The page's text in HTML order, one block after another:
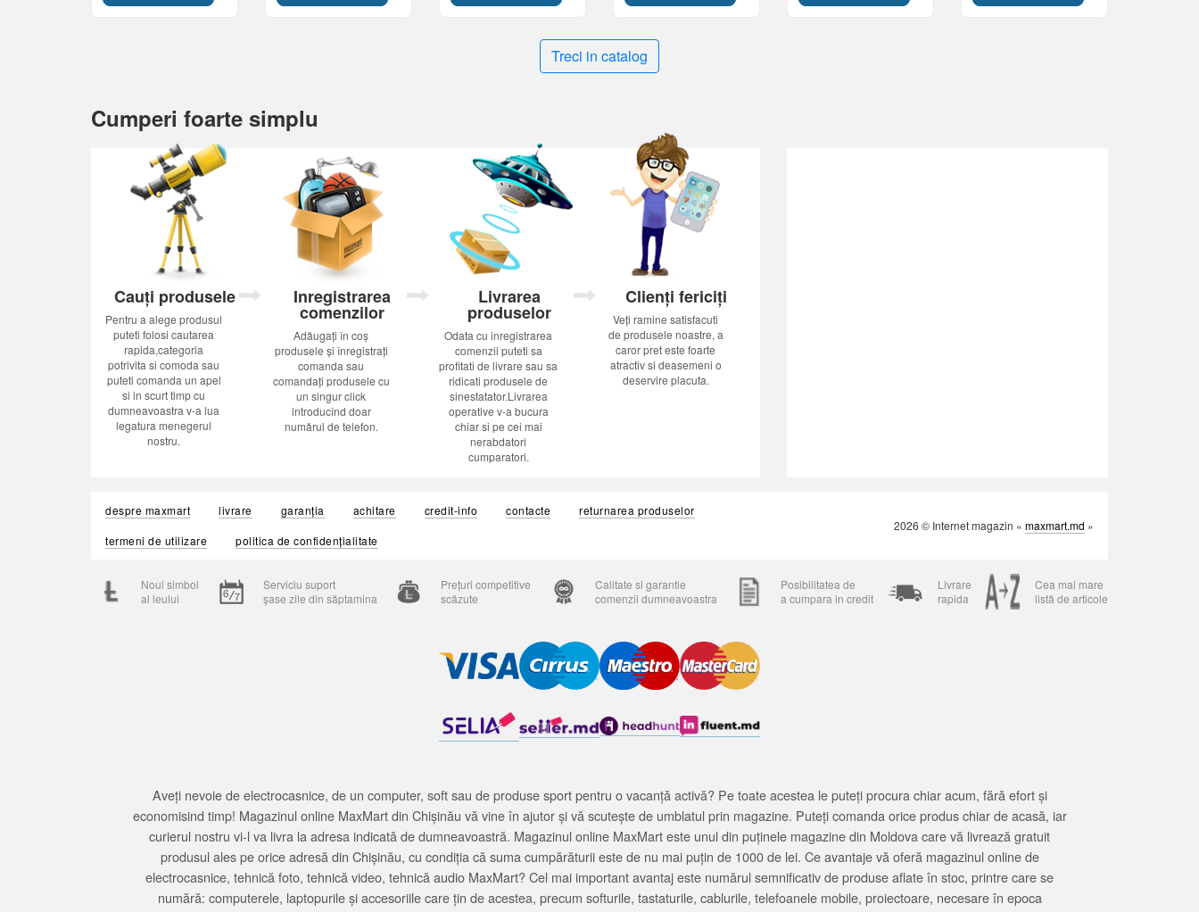
Treci in catalog
Cumperi foarte simplu
Cauți produsele
Pentru a alege produsul
puteti folosi cautarea
rapida,categoria
potrivita si comoda sau
puteti comanda un apel
si in scurt timp cu
dumneavoastra v-a lua
legatura menegerul
nostru.
Inregistrarea
comenzilor
Adăugați în coș
produsele și înregistrați
comanda sau
comandați produsele cu
un singur click
introducînd doar
numărul de telefon.
Livrarea
produselor
Odata cu inregistrarea
comenzii puteti sa
profitati de livrare sau sa
ridicati produsele de
sinestatator.Livrarea
operative v-a bucura
chiar si pe cei mai
nerabdatori
cumparatori.
Clienți fericiți
Veți ramine satisfacuti
de produsele noastre, a
caror pret este foarte
atractiv si deasemeni o
deservire placuta.
despre maxmart livrare garanția achitare credit-info contacte
returnarea produselor
termeni de utilizare
politica de confidențialitate
2026 © Internet magazin « maxmart.md »
Noul simbol
al leului
Serviciu suport
șase zile din săptamina
Prețuri competitive
scăzute
Calitate si garantie
comenzii dumneavoastra
Posibilitatea de
a cumpara in credit
Livrare
rapida
Cea mai mare
listă de articole
Aveți nevoie de electrocasnice, de un computer, soft sau de produse sport pentru o vacanță activă? Pe toate acestea le puteți procura chiar acum, fără efort și
economisind timp! Magazinul online MaxMart din Chișinău vă vine în ajutor și vă scutește de umblatul prin magazine. Puteți comanda orice produs chiar de acasă, iar
curierul nostru vi-l va livra la adresa indicată de dumneavoastră. Magazinul online MaxMart este unul din puținele magazine din Moldova care vă livrează gratuit
produsul ales pe orice adresă din Chișinău, cu condiția că suma cumpărăturii este de nu mai puțin de 1000 de lei. Ce avantaje vă oferă magazinul online de
electrocasnice, tehnică foto, tehnică video, tehnică audio MaxMart? Cel mai important avantaj este numărul semnificativ de produse aflate în stoc, printre care se
numără: computerele, laptopurile și accesoriile care țin de acestea, precum softurile, tastaturile, cablurile, telefoanele mobile, proiectoare, necesare în epoca